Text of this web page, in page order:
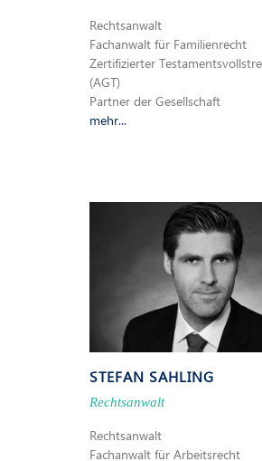
Rechtsanwalt
Fachanwalt für Familienrecht
Zertifizierter
(AGT)
Partner der Gesellschaft
mehr...
STEFAN SAHLING
Rechtsanwalt
Rechtsanwalt
Fachanwalt für Arbeitsrecht